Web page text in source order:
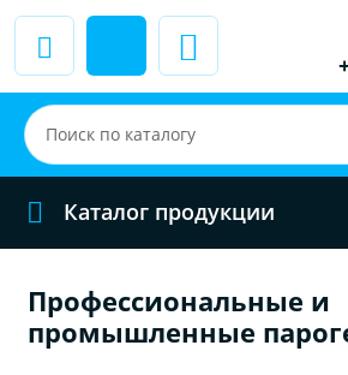
Каталог продукции
Профессиональные и
промышленные